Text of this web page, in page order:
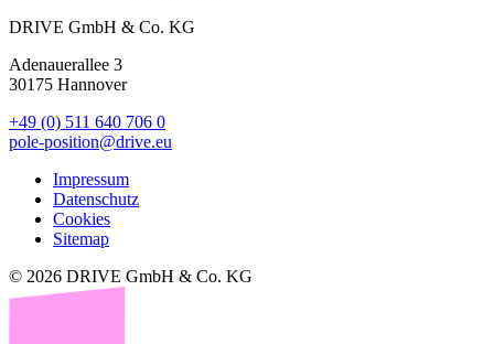
DRIVE GmbH & Co. KG
Adenauerallee 3
30175 Hannover
+49 (0) 511 640 706 0
pole-position@drive.eu
Impressum
Datenschutz
Cookies
Sitemap
© 2026 DRIVE GmbH & Co. KG